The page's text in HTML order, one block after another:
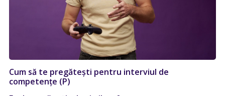
Cum să te pregătești pentru interviul de
competențe (P)